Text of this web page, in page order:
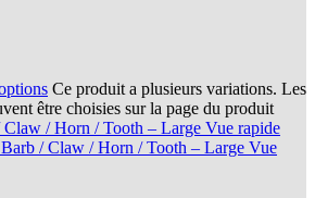
Ce produit a plusieurs variations. Les
être choisies sur la page du produit
Vue rapide
Vue